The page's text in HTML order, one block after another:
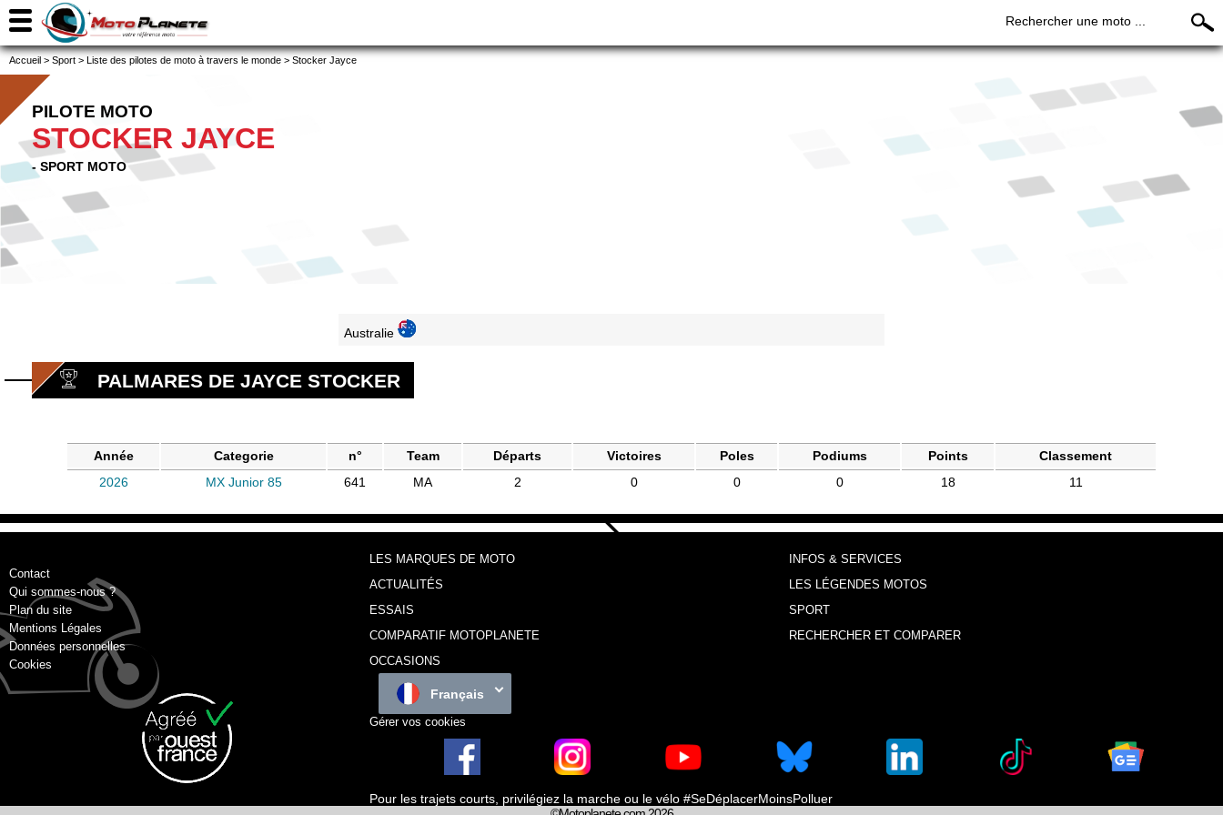
Rechercher une moto ...
Accueil > Sport > Liste des pilotes de moto à travers le monde > Stocker Jayce
PILOTE MOTO
STOCKER JAYCE
- SPORT MOTO
Australie
PALMARES DE JAYCE STOCKER
Année Categorie n° Team Départs Victoires Poles Podiums Points
Classement
2026
MX Junior 85 641 MA 2 0 0 0 18 11
Contact
Qui sommes-nous ?
Plan du site
Mentions Légales
Données personnelles
Cookies
LES MARQUES DE MOTO
INFOS & SERVICES
ACTUALITÉS
LES LÉGENDES MOTOS
ESSAIS
SPORT
COMPARATIF MOTOPLANETE
RECHERCHER ET COMPARER
OCCASIONS
Français
Gérer vos cookies
Pour les trajets courts, privilégiez la marche ou le vélo #SeDéplacerMoinsPolluer